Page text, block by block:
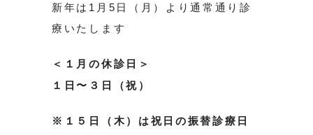
新年は1月5日（月）より通常通り診
療いたします
＜１月の休診日＞
１日〜３日（祝）
※１５日（木）は祝日の振替診療日